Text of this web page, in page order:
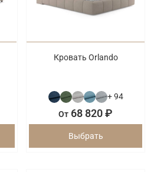
Кровать Orlando
+ 94
От 68 820 ₽
Выбрать